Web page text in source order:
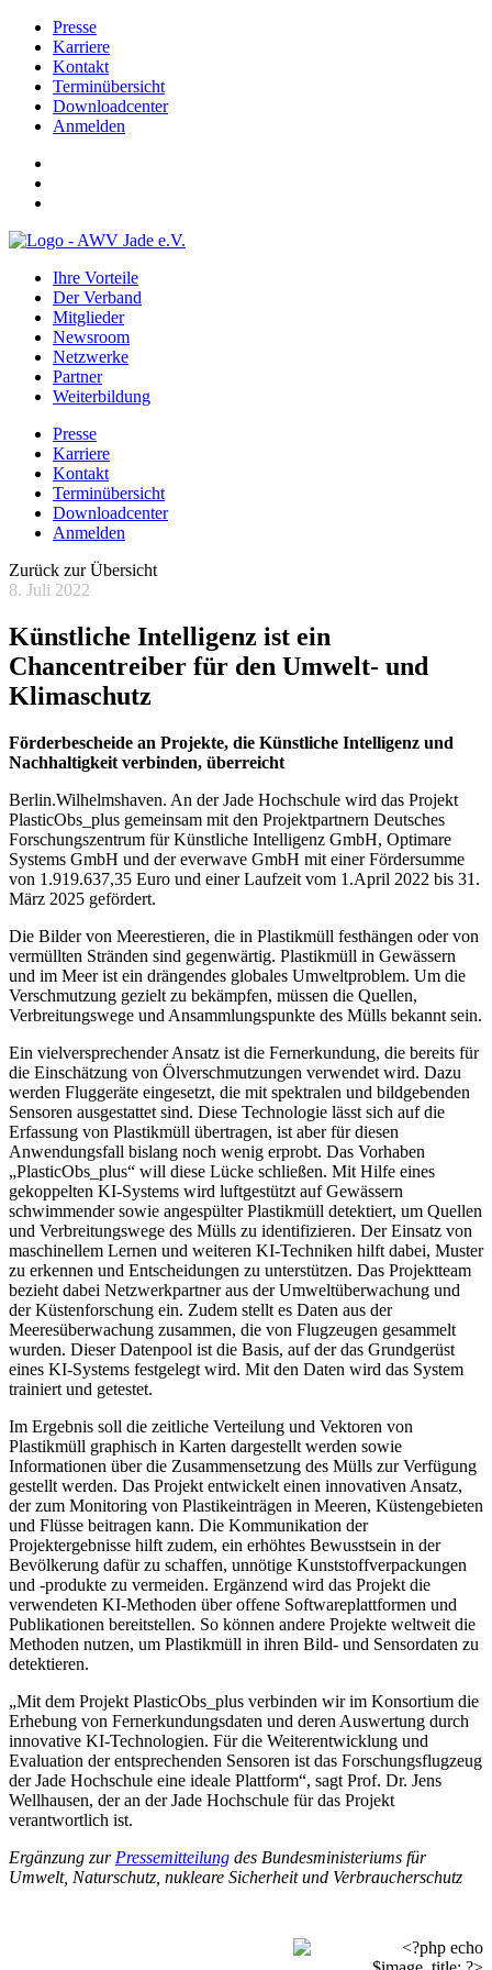
Presse
Karriere
Kontakt
Terminübersicht
Downloadcenter
Anmelden
Ihre Vorteile
Der Verband
Mitglieder
Newsroom
Netzwerke
Partner
Weiterbildung
Presse
Karriere
Kontakt
Terminübersicht
Downloadcenter
Anmelden
Zurück zur Übersicht
8. Juli 2022
Künstliche Intelligenz ist ein
Chancentreiber für den Umwelt- und
Klimaschutz
Förderbescheide an Projekte, die Künstliche Intelligenz und
Nachhaltigkeit verbinden, überreicht
Berlin.Wilhelmshaven. An der Jade Hochschule wird das Projekt
PlasticObs_plus gemeinsam mit den Projektpartnern Deutsches
Forschungszentrum für Künstliche Intelligenz GmbH, Optimare
Systems GmbH und der everwave GmbH mit einer Fördersumme
von 1.919.637,35 Euro und einer Laufzeit vom 1.April 2022 bis 31.
März 2025 gefördert.
Die Bilder von Meerestieren, die in Plastikmüll festhängen oder von
vermüllten Stränden sind gegenwärtig. Plastikmüll in Gewässern
und im Meer ist ein drängendes globales Umweltproblem. Um die
Verschmutzung gezielt zu bekämpfen, müssen die Quellen,
Verbreitungswege und Ansammlungspunkte des Mülls bekannt sein.
Ein vielversprechender Ansatz ist die Fernerkundung, die bereits für
die Einschätzung von Ölverschmutzungen verwendet wird. Dazu
werden Fluggeräte eingesetzt, die mit spektralen und bildgebenden
Sensoren ausgestattet sind. Diese Technologie lässt sich auf die
Erfassung von Plastikmüll übertragen, ist aber für diesen
Anwendungsfall bislang noch wenig erprobt. Das Vorhaben
„PlasticObs_plus“ will diese Lücke schließen. Mit Hilfe eines
gekoppelten KI-Systems wird luftgestützt auf Gewässern
schwimmender sowie angespülter Plastikmüll detektiert, um Quellen
und Verbreitungswege des Mülls zu identifizieren. Der Einsatz von
maschinellem Lernen und weiteren KI-Techniken hilft dabei, Muster
zu erkennen und Entscheidungen zu unterstützen. Das Projektteam
bezieht dabei Netzwerkpartner aus der Umweltüberwachung und
der Küstenforschung ein. Zudem stellt es Daten aus der
Meeresüberwachung zusammen, die von Flugzeugen gesammelt
wurden. Dieser Datenpool ist die Basis, auf der das Grundgerüst
eines KI-Systems festgelegt wird. Mit den Daten wird das System
trainiert und getestet.
Im Ergebnis soll die zeitliche Verteilung und Vektoren von
Plastikmüll graphisch in Karten dargestellt werden sowie
Informationen über die Zusammensetzung des Mülls zur Verfügung
gestellt werden. Das Projekt entwickelt einen innovativen Ansatz,
der zum Monitoring von Plastikeinträgen in Meeren, Küstengebieten
und Flüsse beitragen kann. Die Kommunikation der
Projektergebnisse hilft zudem, ein erhöhtes Bewusstsein in der
Bevölkerung dafür zu schaffen, unnötige Kunststoffverpackungen
und -produkte zu vermeiden. Ergänzend wird das Projekt die
verwendeten KI-Methoden über offene Softwareplattformen und
Publikationen bereitstellen. So können andere Projekte weltweit die
Methoden nutzen, um Plastikmüll in ihren Bild- und Sensordaten zu
detektieren.
„Mit dem Projekt PlasticObs_plus verbinden wir im Konsortium die
Erhebung von Fernerkundungsdaten und deren Auswertung durch
innovative KI-Technologien. Für die Weiterentwicklung und
Evaluation der entsprechenden Sensoren ist das Forschungsflugzeug
der Jade Hochschule eine ideale Plattform“, sagt Prof. Dr. Jens
Wellhausen, der an der Jade Hochschule für das Projekt
verantwortlich ist.
Ergänzung zur Pressemitteilung des Bundesministeriums für
Umwelt, Naturschutz, nukleare Sicherheit und Verbraucherschutz